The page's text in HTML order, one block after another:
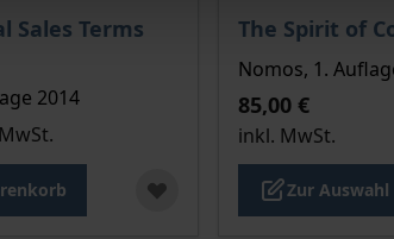
Sales Terms
2014
The Spirit of
Der Preis
Nomos, 1.
85,00 €
inkl. MwSt.
Zur Auswahl